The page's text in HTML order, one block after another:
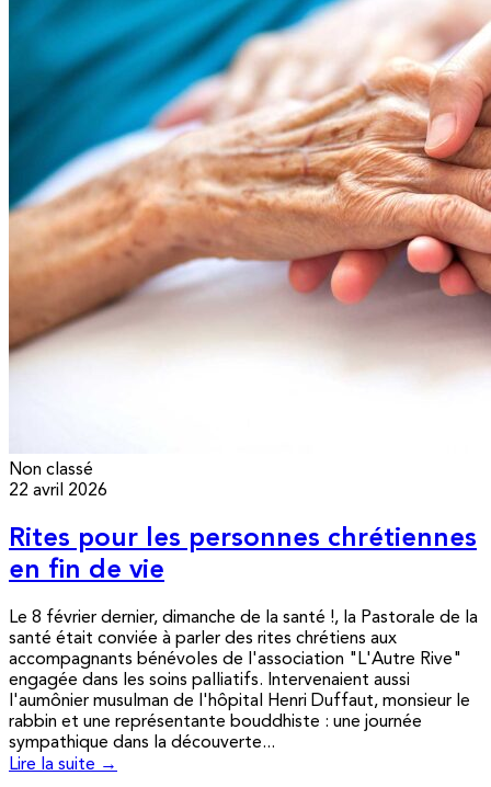
Non classé
22 avril 2026
Rites pour les personnes chrétiennes
en fin de vie
Le 8 février dernier, dimanche de la santé !, la Pastorale de la
santé était conviée à parler des rites chrétiens aux
accompagnants bénévoles de l'association "L'Autre Rive"
engagée dans les soins palliatifs. Intervenaient aussi
l'aumônier musulman de l'hôpital Henri Duffaut, monsieur le
rabbin et une représentante bouddhiste : une journée
sympathique dans la découverte...
Lire la suite →